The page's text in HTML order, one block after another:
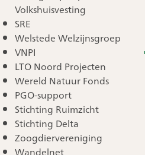
Volkshuisvesting
SRE
Welstede Welzijnsgroep
VNPI
LTO Noord Projecten
Wereld Natuur Fonds
PGO-support
Stichting Ruimzicht
Stichting Delta
Zoogdiervereniging